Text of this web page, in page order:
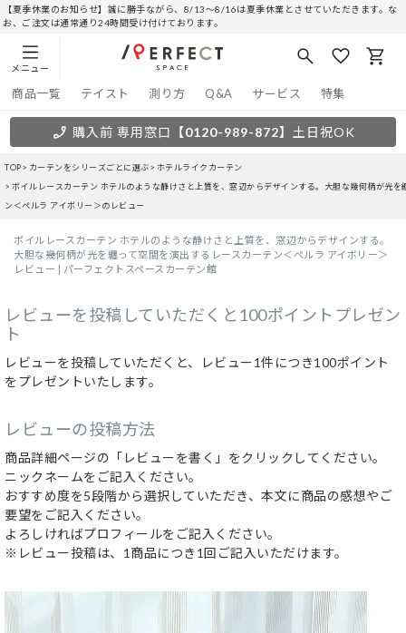
【夏季休業のお知らせ】誠に勝手ながら、8/13～8/16は夏季休業とさせていただきます。な
お、ご注文は通常通り24時間受け付けております。
メニュー
商品一覧 テイスト 測り方 Q&A サービス 特集
購入前 専用窓口 【0120-989-872】 土日祝OK
TOP カーテンをシリーズごとに選ぶ
ホテルライクカーテン
ボイルレースカーテン ホテルのような静けさと上質を、窓辺からデザインする。大胆な幾何柄が光
ン＜ぺルラ アイボリー＞のレビュー
ボイルレースカーテン ホテルのような静けさと上質を、窓辺からデザインする。
大胆な幾何柄が光を纏って空間を演出するレースカーテン＜ぺルラ アイボリー＞
レビュー | パーフェクトスペースカーテン館
レビューを投稿していただくと100ポイントプレゼン
ト
レビューを投稿していただくと、レビュー1件につき100ポイント
をプレゼントいたします。
レビューの投稿方法
商品詳細ページの「レビューを書く」をクリックしてください。
ニックネームをご記入ください。
おすすめ度を5段階から選択していただき、本文に商品の感想やご
要望をご記入ください。
よろしければプロフィールをご記入ください。
※レビュー投稿は、1商品につき1回ご記入いただけます。